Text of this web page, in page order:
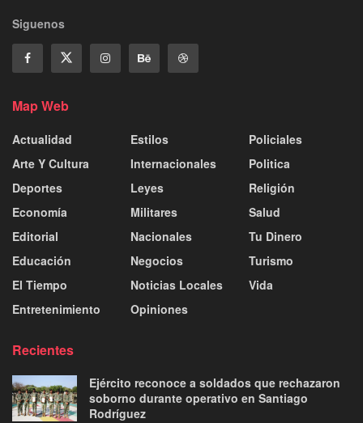
Siguenos
Map Web
Actualidad
Arte Y Cultura
Deportes
Economía
Editorial
Educación
El Tiempo
Entretenimiento
Estilos
Internacionales
Leyes
Militares
Nacionales
Negocios
Noticias Locales
Opiniones
Policiales
Politica
Religión
Salud
Tu Dinero
Turismo
Vida
Recientes
Ejército reconoce a soldados que rechazaron
soborno durante operativo en Santiago
Rodríguez